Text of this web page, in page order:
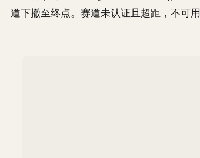
道下撤至终点。赛道未认证且超距，不可用